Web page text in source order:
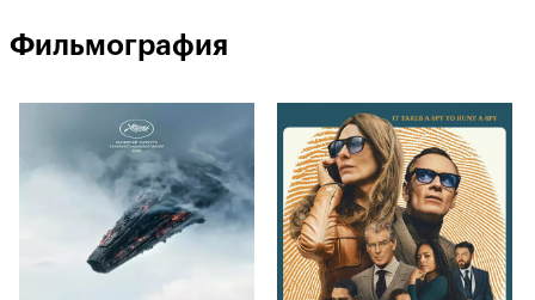
Фильмография